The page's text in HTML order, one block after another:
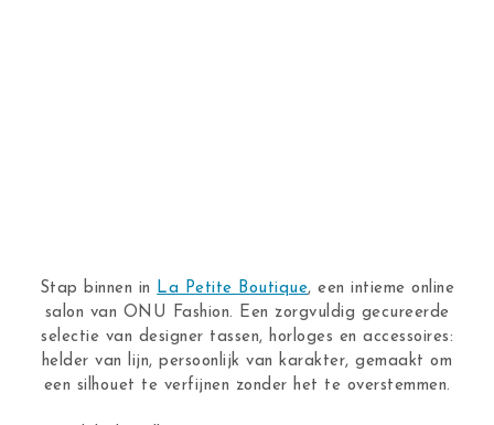
Stap binnen in La Petite Boutique, een intieme online
salon van ONU Fashion. Een zorgvuldig gecureerde
selectie van designer tassen, horloges en accessoires:
helder van lijn, persoonlijk van karakter, gemaakt om
een silhouet te verfijnen zonder het te overstemmen.